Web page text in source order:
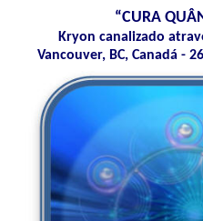
“CURA
Kryon canalizado
Vancouver, BC, Canadá -